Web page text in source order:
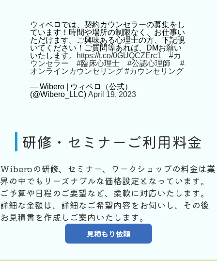
ウィベロでは、契約カウンセラーの募集をし
ています！時間や場所の制限なく、お仕事い
ただけます。ご興味ある心理士の方、下記覗
いてください！ご質問等あれば、DMお願い
いたします。
https://t.co/0GUQCZErc1
#カ
ウンセラー
#臨床心理士 #公認心理師
#
オンラインカウンセリング #カウンセリング
— Wibero | ウィベロ（公式）
(@Wibero_LLC)April 19, 2023
研修・セミナーご利用料金
Wiberoの研修、セミナー、ワークショップの料金は業
界の中でもリーズナブルな価格設定となっています。
ご予算や日程のご要望など、柔軟に対応いたします。
詳細な金額は、詳細なご希望内容をお伺いし、その後
お見積書を作成しご案内いたします。
見積もり依頼